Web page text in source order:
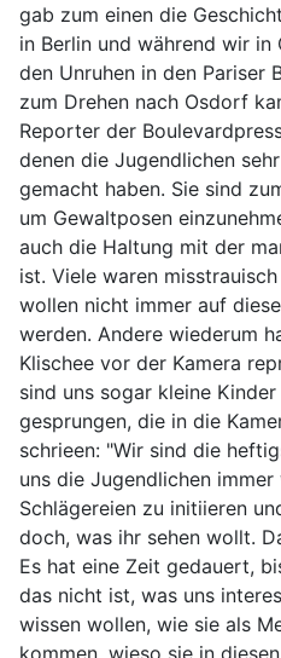
gab zum einen die
in Berlin und während wir
den Unruhen in den Pariser
zum Drehen nach Osdorf
Reporter der
denen die Jugendlichen
gemacht haben. Sie sind
um Gewaltposen
auch die Haltung mit der
ist. Viele waren
wollen nicht immer auf
werden. Andere wiederum
Klischee vor der Kamera
sind uns sogar kleine
gesprungen, die in die
schrieen: "Wir sind die
uns die Jugendlichen
Schlägereien zu initiieren
doch, was ihr sehen wollt.
Es hat eine Zeit gedauert,
das nicht ist, was uns
wissen wollen, wie sie als